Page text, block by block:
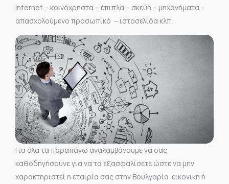
Internet – κοινόχρηστα – έπιπλα – σκεύη – μηχανήματα –
απασχολούμενο προσωπικό – ιστοσελίδα κλπ.
Για όλα τα παραπάνω αναλαμβάνουμε να σας
καθοδηγήσουνε για να τα εξασφαλίσετε ώστε να μην
χαρακτηριστεί η εταιρία σας στην Βουλγαρία εικονική ή